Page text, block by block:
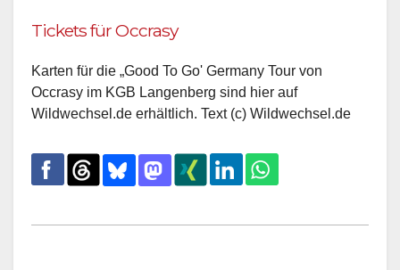
Tickets für Occrasy
Karten für die „Good To Go' Germany Tour von
Occrasy im KGB Langenberg sind hier auf
Wildwechsel.de erhältlich. Text (c) Wildwechsel.de